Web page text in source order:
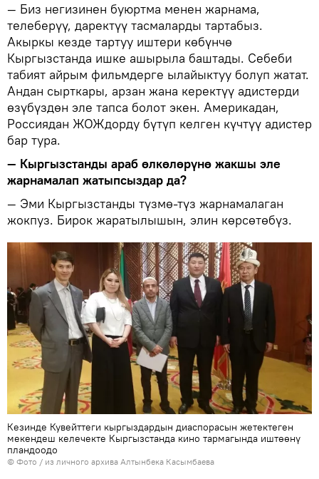
— Биз негизинен буюртма менен жарнама,
телеберүү, даректүү тасмаларды тартабыз.
Акыркы кезде тартуу иштери көбүнчө
Кыргызстанда ишке ашырыла баштады. Себеби
табият айрым фильмдерге ылайыктуу болуп жатат.
Андан сырткары, арзан жана керектүү адистерди
өзүбүздөн эле тапса болот экен. Америкадан,
Россиядан ЖОЖдорду бүтүп келген күчтүү адистер
бар тура.
— Кыргызстанды араб өлкөлөрүнө жакшы эле
жарнамалап жатыпсыздар да?
— Эми Кыргызстанды түзмө-түз жарнамалаган
жокпуз. Бирок жаратылышын, элин көрсөтөбүз.
Кезинде Кувейттеги кыргыздардын диаспорасын жетектеген
мекендеш келечекте Кыргызстанда кино тармагында иштөөнү
пландоодо
© Фото / из личного архива Алтынбека Касымбаева